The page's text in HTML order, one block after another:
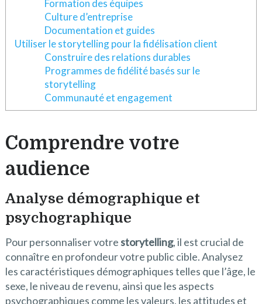
Formation des équipes
Culture d’entreprise
Documentation et guides
Utiliser le storytelling pour la fidélisation client
Construire des relations durables
Programmes de fidélité basés sur le
storytelling
Communauté et engagement
Comprendre votre
audience
Analyse démographique et
psychographique
Pour personnaliser votrestorytelling, il est crucial de
connaître en profondeur votre public cible. Analysez
les caractéristiques démographiques telles que l’âge, le
sexe, le niveau de revenu, ainsi que les aspects
psychographiques comme les valeurs, les attitudes et